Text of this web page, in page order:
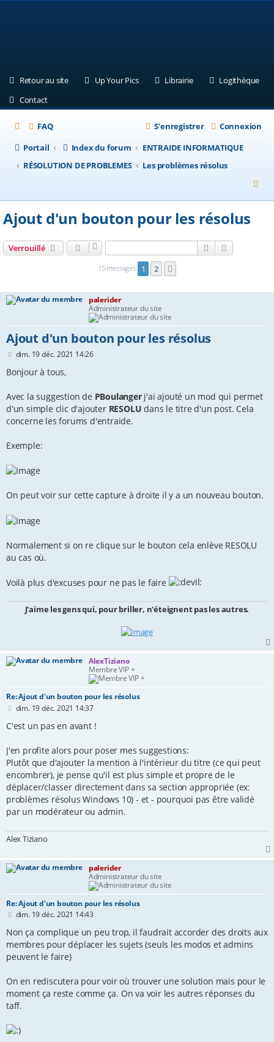
Retour au site(Ouvre un nouvel onglet)
Up Your Pics(Ouvre un nouvel onglet)
Librairie(Ouvre un nouvel
Logithèque
Contact(Ouvre un nouvel onglet)
FAQ Connexion
S’enregistrer
Portail
Index du forum
ENTRAIDE INFORMATIQUE
RÉSOLUTION DE PROBLEMES
Les problèmes résolus
e
c
e
Ajout d'un bouton pour les résolus
Verrouillé Rechercher
15 messages 1 2
palerider
Administrateur du site
Ajout d'un bouton pour les résolus
M
s
g
e
dim. 19 déc. 2021 14:26
Bonjour à tous,
Avec la suggestion de PBoulangerj'ai ajouté un mod qui permet
d'un simple clic d'ajouter RESOLU dans le titre d'un post. Cela
concerne les forums d'entraide.
Exemple:
On peut voir sur cette capture à droite il y a un nouveau bouton.
Normalement si on re clique sur le bouton cela enlève RESOLU
au cas où.
Voilà plus d'excuses pour ne pas le faire
J'aime les gens qui, pour briller, n'éteignent pas les autres.
AlexTiziano
Membre VIP +
Re: Ajout d'un bouton pour les résolus
M
s
g
e
dim. 19 déc. 2021 14:37
C'est un pas en avant !
J'en profite alors pour poser mes suggestions:
Plutôt que d'ajouter la mention à l'intérieur du titre (ce qui peut
encombrer), je pense qu'il est plus simple et propre de le
déplacer/classer directement dans sa section appropriée (ex:
problèmes résolus Windows 10) - et - pourquoi pas être validé
par un modérateur ou admin.
Alex Tiziano
palerider
Administrateur du site
Re: Ajout d'un bouton pour les résolus
M
s
a
g
dim. 19 déc. 2021 14:43
Non ça complique un peu trop, il faudrait accorder des droits aux
membres pour déplacer les sujets (seuls les modos et admins
peuvent le faire)
On en rediscutera pour voir où trouver une solution mais pour le
moment ça reste comme ça. On va voir les autres réponses du
taff.